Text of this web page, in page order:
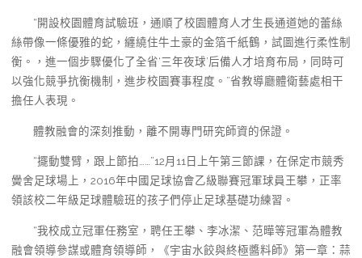
“開設校園體育試驗班，通順了校園體育人才生長通道她的蕾絲
絲帶像一條優雅的蛇，纏繞住牛土豪的金箔千紙鶴，試圖進行柔性制
衡。，進一個步驟優化了全省‘三年夜球’后備人才培育布局，同時可
以強化競爭抗衡機制，進步校園賽事程度。”省教導廳體衛藝處相干
擔任人表現。
體教融會的深刻推動，離不開專門研究師資的保證。
“擺動雙臂，跟上節拍……”12月11日上午第三節課，在保定市競秀
黌舍足球場上，2016年中國足球協會乙級聯賽冠軍球員王攀，正率
領該校二年級足球體驗班的孩子們停止足球基礎功練習。
“我校成立冠軍任務室，聘任王攀、李冰潔、范曄等冠軍為體教
融會領導參謀或體育領導師，《宇宙水餃與終極醬料師》第一章：蒜